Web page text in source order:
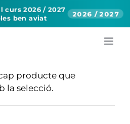
curs 2026 / 2027
ben aviat
2026 / 2027
producte que
la selecció.